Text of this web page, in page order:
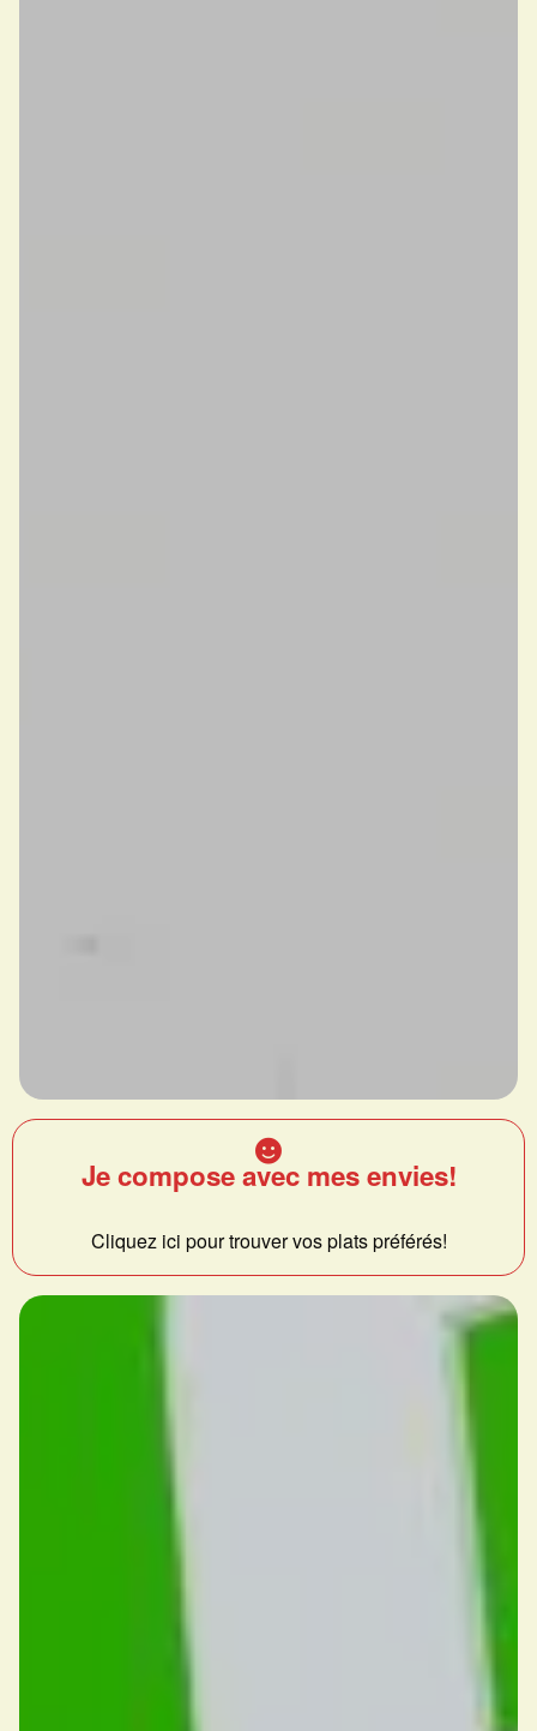
Je compose avec mes envies!
Cliquez ici pour trouver vos plats préférés!